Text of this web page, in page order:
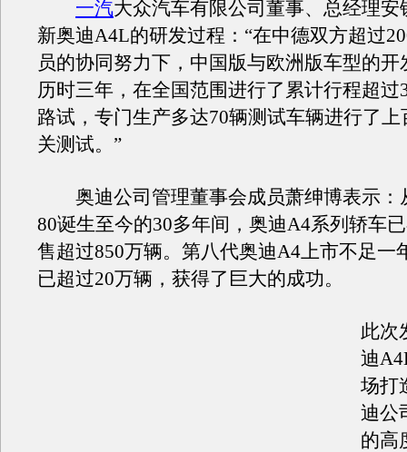
一汽大众汽车有限公司董事、总经理安
新奥迪A4L的研发过程：“在中德双方超过
员的协同努力下，中国版与欧洲版车型的开
历时三年，在全国范围进行了累计行程超过
路试，专门生产多达70辆测试车辆进行了
关测试。”
奥迪公司管理董事会成员萧绅博表示：
80诞生至今的30多年间，奥迪A4系列轿车
售超过850万辆。第八代奥迪A4上市不足一
已超过20万辆，获得了巨大的成功。
此次
迪
场打
迪公
的高